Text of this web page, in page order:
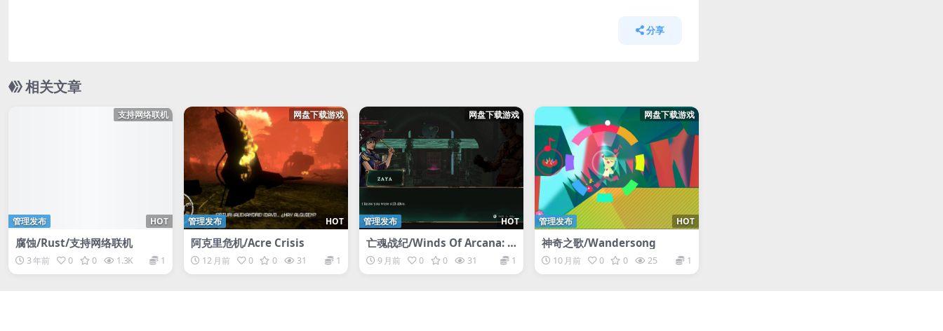
分享
相关文章
支持网络联机
HOT
管理发布
腐蚀/Rust/支持网络联机
3 年前 0 0 1.3K 1
网盘下载游戏
HOT
管理发布
阿克里危机/Acre Crisis
12 月前 0 0 31 1
网盘下载游戏
HOT
管理发布
亡魂战纪/Winds Of Arcana: R
uination
9 月前 0 0 31 1
网盘下载游戏
HOT
管理发布
神奇之歌/Wandersong
10 月前 0 0 25 1